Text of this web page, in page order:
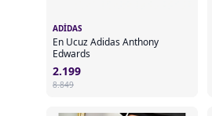
ADIDAS
En Ucuz Adidas Anthony
Edwards
2.199
8.849